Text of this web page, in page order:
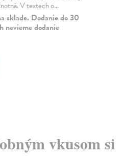
V textech o...
sklade. Dodanie do 30
dodanie
vkusom si